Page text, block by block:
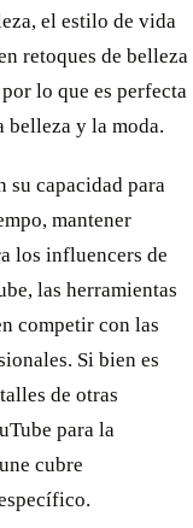
el estilo de vida
retoques de belleza
lo que es perfecta
belleza y la moda.
su capacidad para
mantener
los influencers de
las herramientas
competir con las
Si bien es
de otras
para la
cubre